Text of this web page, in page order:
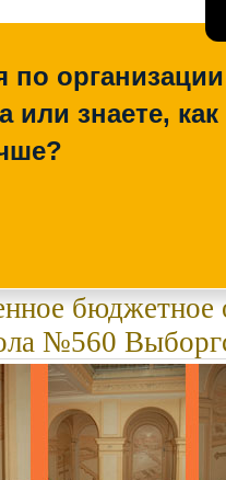
по организации
или знаете, как
№560